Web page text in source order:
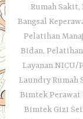
Rumah
Bangsal
Pelatihan
Bidan,
Layanan NICU/
Laundry Rumah
Bimtek Perawat
Bimtek Gizi